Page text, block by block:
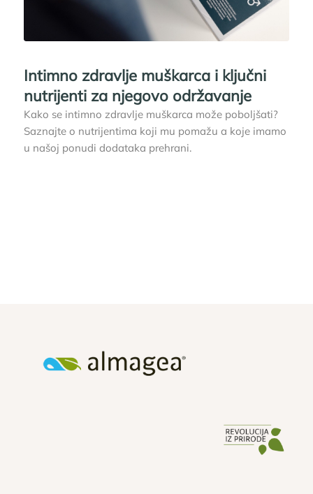
Intimno zdravlje muškarca i ključni
nutrijenti za njegovo održavanje
Kako se intimno zdravlje muškarca može poboljšati?
Saznajte o nutrijentima koji mu pomažu a koje imamo
u našoj ponudi dodataka prehrani.